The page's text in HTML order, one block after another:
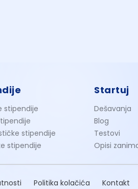
stipendije
stipendije
stipendije
Startuj
Dešavanja
Blog
Testovi
Opisi
Politika kolačića Kontakt